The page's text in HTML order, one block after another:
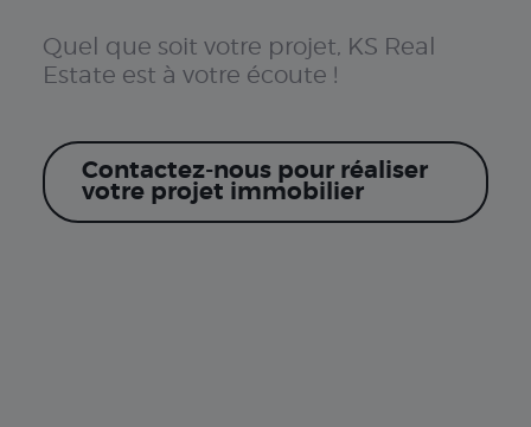
Quel que soit votre projet, KS Real
Estate est à votre écoute !
Contactez-nous pour réaliser
votre projet immobilier